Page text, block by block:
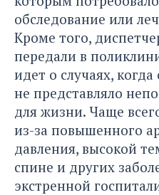
обследование или
Кроме того,
передали в
идет о случаях,
не представляло
для жизни. Чаще
из-за повышенного
давления, высокой
спине и других
экстренной